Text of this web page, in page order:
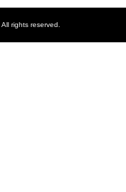
All rights reserved.